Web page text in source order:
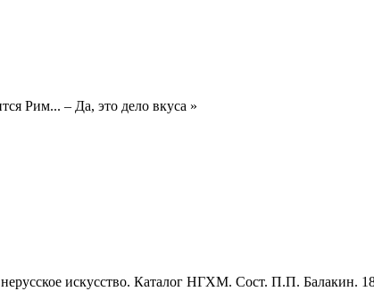
Рим... – Да, это дело вкуса »
искусство. Каталог НГХМ. Сост. П.П. Балакин.